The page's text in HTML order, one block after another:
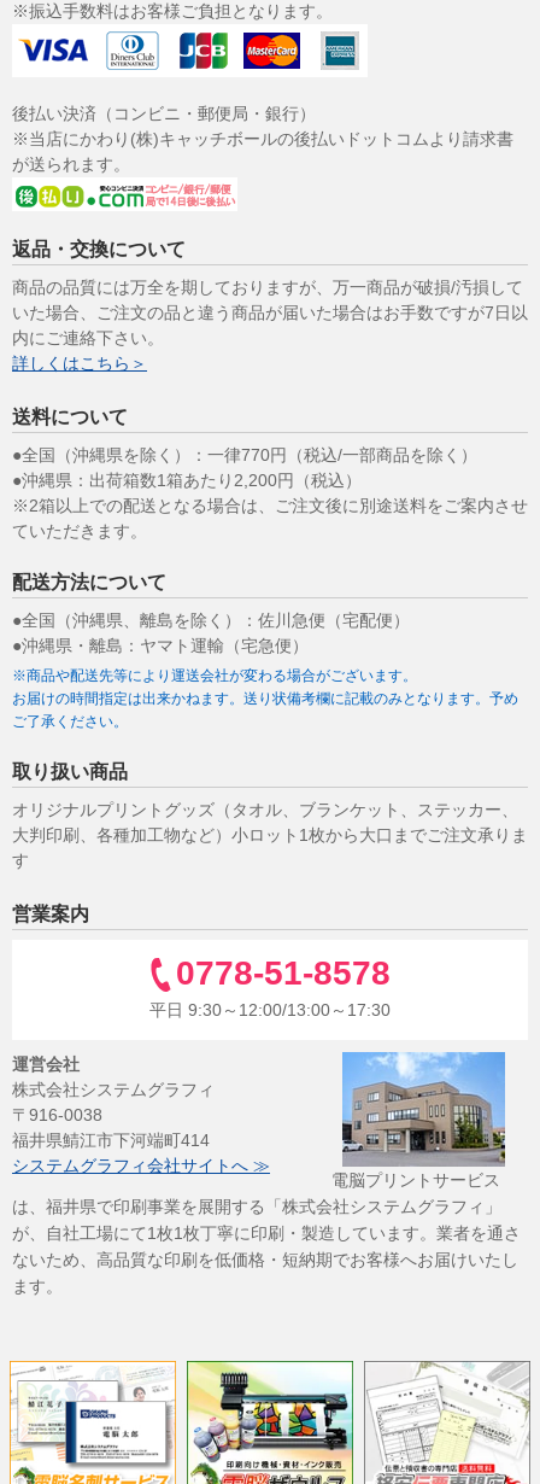
※振込手数料はお客様ご負担となります。
後払い決済（コンビニ・郵便局・銀行）
※当店にかわり(株)キャッチボールの後払いドットコムより請求書
が送られます。
返品・交換について
商品の品質には万全を期しておりますが、万一商品が破損/汚損して
いた場合、ご注文の品と違う商品が届いた場合はお手数ですが7日以
内にご連絡下さい。
詳しくはこちら＞
送料について
●全国（沖縄県を除く）：一律770円（税込/一部商品を除く）
●沖縄県：出荷箱数1箱あたり2,200円（税込）
※2箱以上での配送となる場合は、ご注文後に別途送料をご案内させ
ていただきます。
配送方法について
●全国（沖縄県、離島を除く）：佐川急便（宅配便）
●沖縄県・離島：ヤマト運輸（宅急便）
※商品や配送先等により運送会社が変わる場合がございます。
お届けの時間指定は出来かねます。送り状備考欄に記載のみとなります。予め
ご了承ください。
取り扱い商品
オリジナルプリントグッズ（タオル、ブランケット、ステッカー、
大判印刷、各種加工物など）小ロット1枚から大口までご注文承りま
す
営業案内
0778-51-8578
平日 9:30～12:00/13:00～17:30
運営会社
株式会社システムグラフィ
〒916-0038
福井県鯖江市下河端町414
システムグラフィ会社サイトへ ≫
電脳プリントサービス
は、福井県で印刷事業を展開する「株式会社システムグラフィ」
が、自社工場にて1枚1枚丁寧に印刷・製造しています。業者を通さ
ないため、高品質な印刷を低価格・短納期でお客様へお届けいたし
ます。